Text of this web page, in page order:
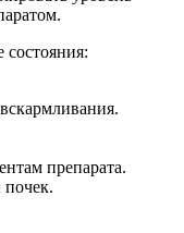
препарата.
почек.